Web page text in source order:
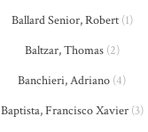
Ballard Senior, Robert(1)
Baltzar, Thomas(2)
Banchieri, Adriano (4)
Baptista, Francisco Xavier(3)